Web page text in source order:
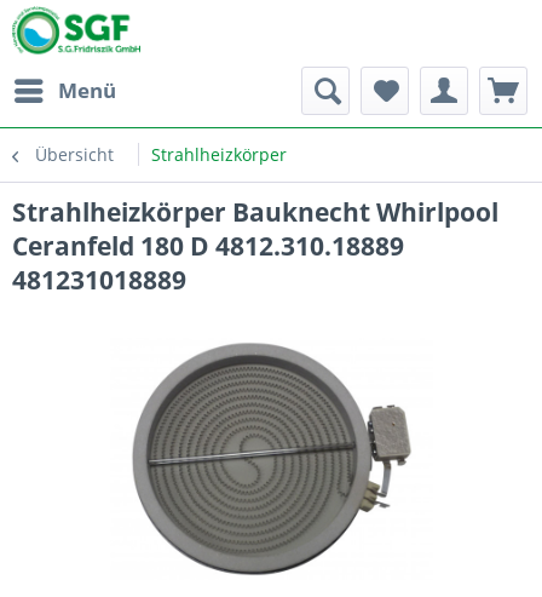
Menü
Übersicht Strahlheizkörper
Strahlheizkörper Bauknecht Whirlpool
Ceranfeld 180 D 4812.310.18889
481231018889